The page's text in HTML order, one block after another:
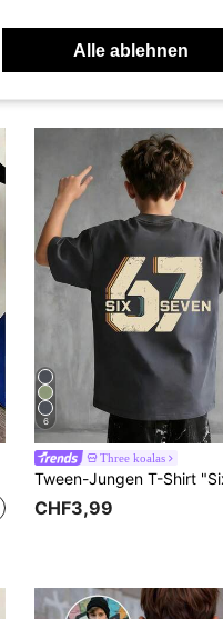
6
Three koalas
CHF3,99
Alle ablehnen